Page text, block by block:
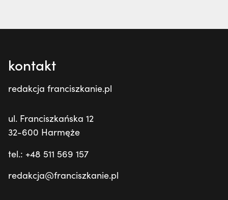
kontakt
redakcja franciszkanie.pl
ul. Franciszkańska 12
32-600 Harmęże
tel.: +48 511 569 157
redakcja@franciszkanie.pl